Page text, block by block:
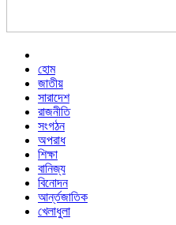
হোম
জাতীয়
সারাদেশ
রাজনীতি
সংগঠন
অপরাধ
শিক্ষা
বানিজ্য
বিনোদন
আর্ন্তজাতিক
খেলাধুলা